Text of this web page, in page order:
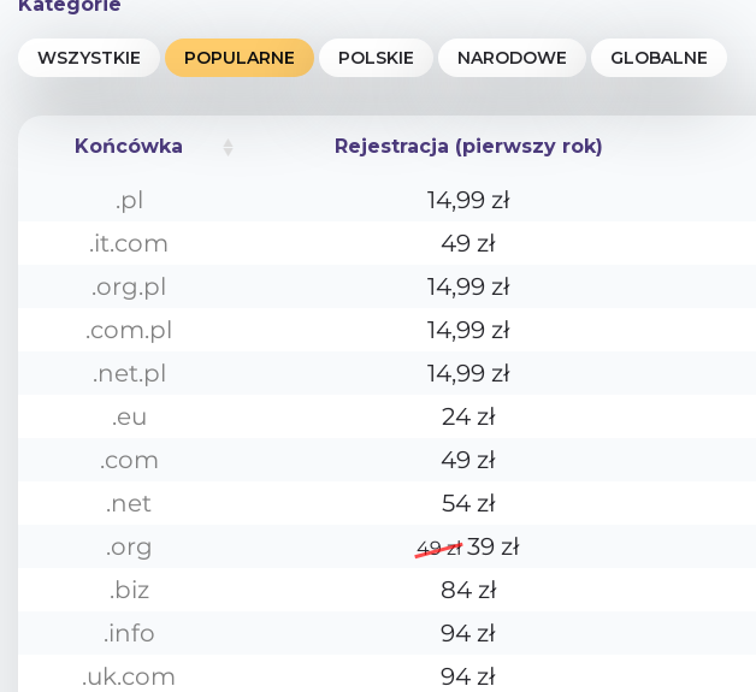
Końcówka Rejestracja (pierwszy rok)
Końcówka
Rejestracja (pierwszy rok)
.pl 14,99 zł
.it.com
49 zł
.org.pl
14,99 zł
.com.pl
14,99 zł
.net.pl
14,99 zł
.eu
24 zł
.com
49 zł
.net
54 zł
.org
49 zł 39 zł
.biz
84 zł
.info
94 zł
.uk.com
94 zł